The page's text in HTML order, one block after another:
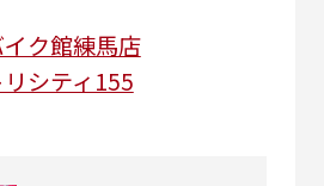
ク館練馬店
リシティ155